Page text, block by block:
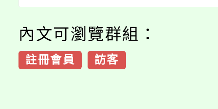
內文可瀏覽群組：
註冊會員 訪客